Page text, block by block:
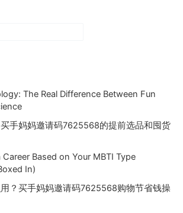
The Real Difference Between Fun
手妈妈邀请码7625568的提前选品和囤货
Based on Your MBTI Type
In)
？买手妈妈邀请码7625568购物节省钱操